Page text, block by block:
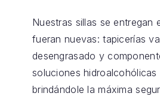
Nuestras sillas se
fueran nuevas: tapicerías
desengrasado y
soluciones
brindándole la máxima